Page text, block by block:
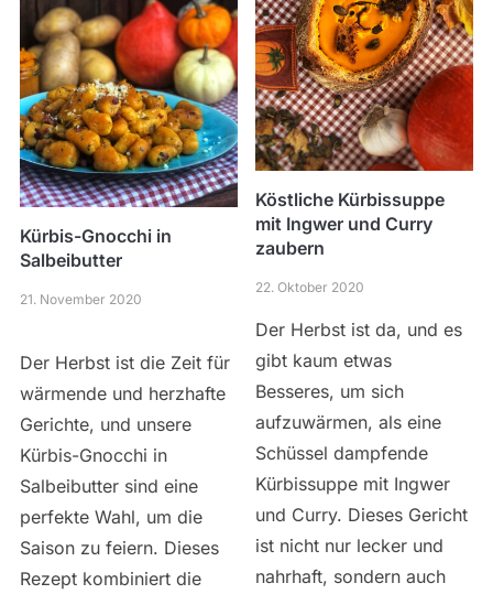
Kürbis-Gnocchi in
Salbeibutter
21. November 2020
Der Herbst ist die Zeit für
wärmende und herzhafte
Gerichte, und unsere
Kürbis-Gnocchi in
Salbeibutter sind eine
perfekte Wahl, um die
Saison zu feiern. Dieses
Rezept kombiniert die
Köstliche Kürbissuppe
mit Ingwer und Curry
zaubern
22. Oktober 2020
Der Herbst ist da, und es
gibt kaum etwas
Besseres, um sich
aufzuwärmen, als eine
Schüssel dampfende
Kürbissuppe mit Ingwer
und Curry. Dieses Gericht
ist nicht nur lecker und
nahrhaft, sondern auch